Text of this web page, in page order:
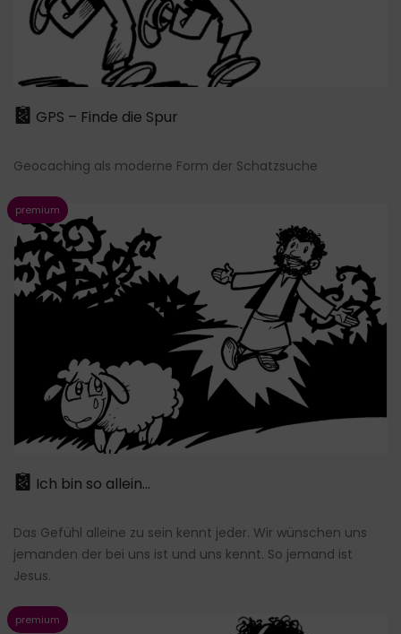
GPS – Finde die Spur
Geocaching als moderne Form der Schatzsuche
Ich bin so allein...
Das Gefühl alleine zu sein kennt jeder. Wir wünschen uns
jemanden der bei uns ist und uns kennt. So jemand ist
Jesus.